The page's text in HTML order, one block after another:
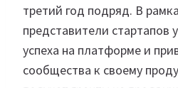
третий год подряд. В
представители стартапов
успеха на платформе и
сообщества к своему